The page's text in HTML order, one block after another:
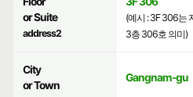
or Suite
address2
(예시 : 3F 306는
3층 306호 의미)
City
or Town
Gangnam-gu